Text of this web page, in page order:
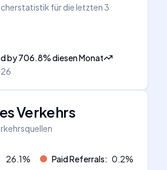
für die letzten 3
by706.8%diesen Monat
Verkehrs
26.1% Paid Referrals: 0.2%